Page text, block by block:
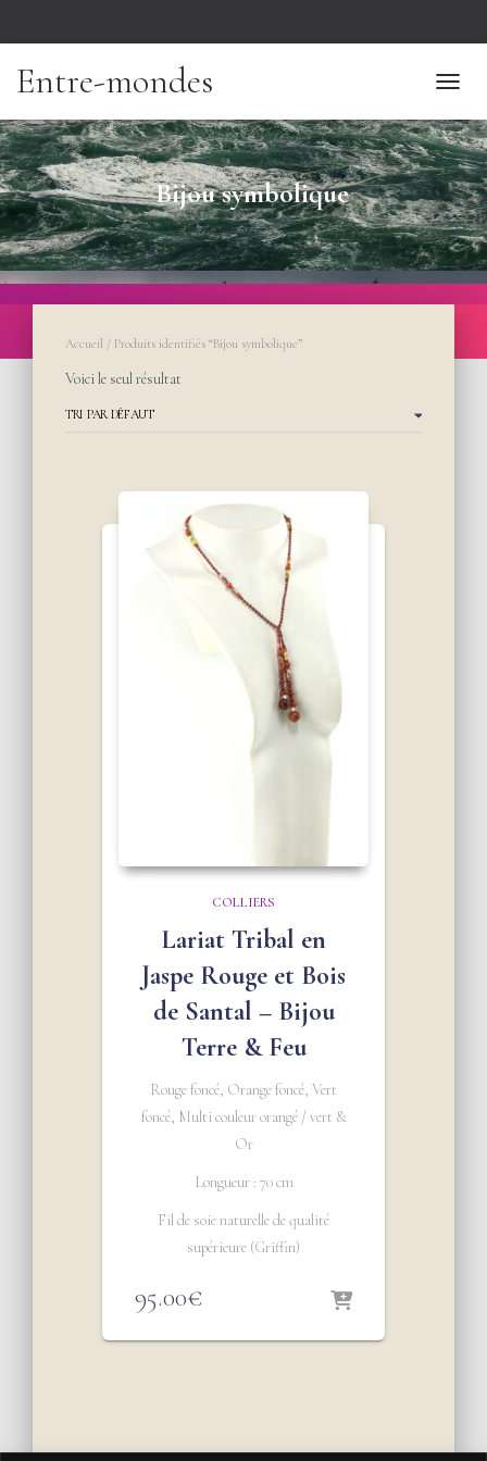
Entre-mondes
Bijou symbolique
Accueil / Produits identifiés “Bijou symbolique”
Voici le seul résultat
COLLIERS
Lariat Tribal en
Jaspe Rouge et Bois
de Santal – Bijou
Terre & Feu
Rouge foncé, Orange foncé, Vert
foncé, Multi couleur orangé / vert &
Or
Longueur : 70 cm
Fil de soie naturelle de qualité
supérieure (Griffin)
95.00€